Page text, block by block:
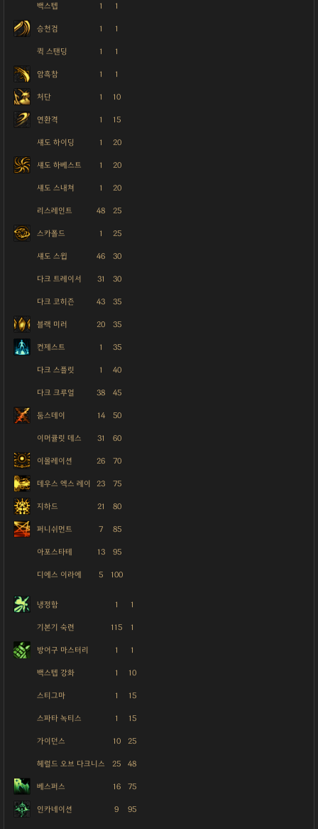
백스텝 1 1
승천검 1 1
퀵 스탠딩 1 1
암흑참 1 1
처단 1 10
연환격 1 15
섀도 하이딩 1 20
섀도 하베스트 1 20
섀도 스내쳐 1 20
리스레인트 48 25
스카폴드 1 25
섀도 스윕 46 30
다크 트레이서 31 30
다크 코히즌 43 35
블랙 미러 20 35
컨제스트 1 35
다크 스플릿 1 40
다크 크루얼 38 45
둠스데이 14 50
이머큘릿 데스 31 60
이몰레이션 26 70
데우스 엑스 레이 23 75
지하드 21 80
퍼니쉬먼트 7 85
아포스타테 13 95
디에스 이라에 5 100
냉정함 1 1
기본기 숙련 115 1
방어구 마스터리 1 1
백스텝 강화 1 10
스티그마 1 15
스파타 녹티스 1 15
가이던스 10 25
헤럴드 오브 다크니스 25 48
베스퍼스 16 75
인카네이션 9 95